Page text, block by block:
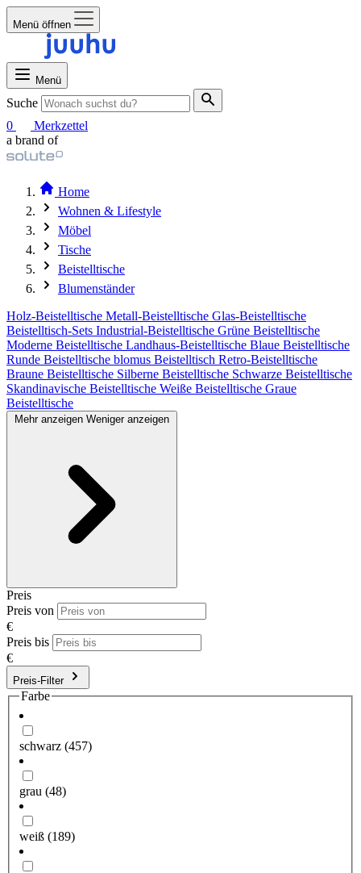
Menü öffnen
Menü
Suche
0
Merkzettel
a brand of
Home
Wohnen & Lifestyle
Möbel
Tische
Beistelltische
Blumenständer
Holz-Beistelltische Metall-Beistelltische Glas-Beistelltische
Beistelltisch-Sets Industrial-Beistelltische Grüne Beistelltische
Moderne Beistelltische Landhaus-Beistelltische Blaue Beistelltische
Runde Beistelltische blomus Beistelltisch Retro-Beistelltische
Braune Beistelltische Silberne Beistelltische Schwarze Beistelltische
Skandinavische Beistelltische Weiße Beistelltische Graue
Beistelltische
Mehr anzeigen Weniger anzeigen
Preis
Preis von
€
Preis bis
€
Preis-Filter
Farbe
schwarz (457)
grau (48)
weiß (189)